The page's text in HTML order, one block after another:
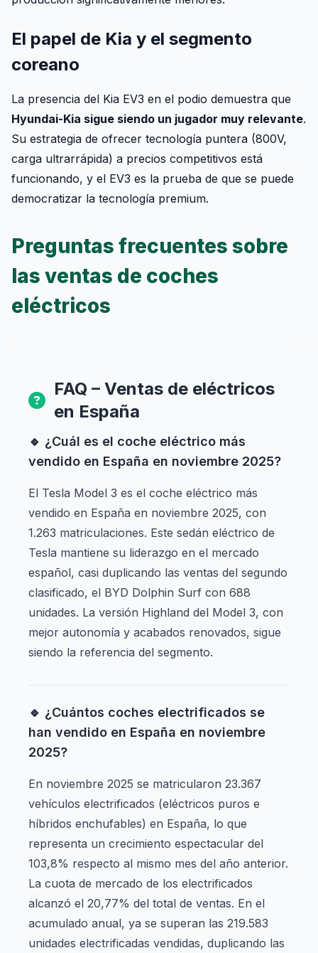
El papel de Kia y el segmento
coreano
La presencia del Kia EV3 en el podio demuestra que
Hyundai-Kia sigue siendo un jugador muy relevante.
Su estrategia de ofrecer tecnología puntera (800V,
carga ultrarrápida) a precios competitivos está
funcionando, y el EV3 es la prueba de que se puede
democratizar la tecnología premium.
Preguntas frecuentes sobre
las ventas de coches
eléctricos
FAQ – Ventas de eléctricos
en España
🔹 ¿Cuál es el coche eléctrico más
vendido en España en noviembre 2025?
El Tesla Model 3 es el coche eléctrico más
vendido en España en noviembre 2025, con
1.263 matriculaciones. Este sedán eléctrico de
Tesla mantiene su liderazgo en el mercado
español, casi duplicando las ventas del segundo
clasificado, el BYD Dolphin Surf con 688
unidades. La versión Highland del Model 3, con
mejor autonomía y acabados renovados, sigue
siendo la referencia del segmento.
🔹 ¿Cuántos coches electrificados se
han vendido en España en noviembre
2025?
En noviembre 2025 se matricularon 23.367
vehículos electrificados (eléctricos puros e
híbridos enchufables) en España, lo que
representa un crecimiento espectacular del
103,8% respecto al mismo mes del año anterior.
La cuota de mercado de los electrificados
alcanzó el 20,77% del total de ventas. En el
acumulado anual, ya se superan las 219.583
unidades electrificadas vendidas, duplicando las